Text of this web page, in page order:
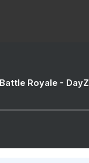
Royale - DayZ